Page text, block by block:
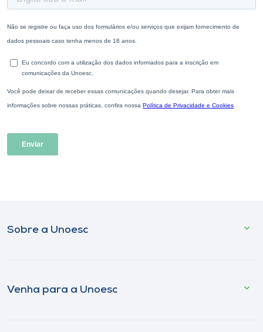
Sobre a Unoesc
Venha para a Unoesc